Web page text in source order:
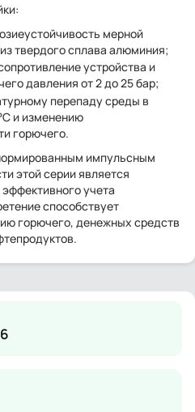
мерной
твердого сплава алюминия;
устройства и
давления от 2 до 25 бар;
перепаду среды в
и изменению
горючего.
импульсным
этой серии является
учета
способствует
горючего, денежных средств